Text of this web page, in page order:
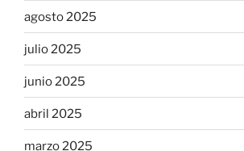
agosto 2025
julio 2025
junio 2025
abril 2025
marzo 2025